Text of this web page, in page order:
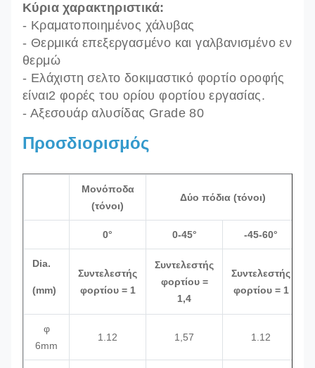
Κύρια χαρακτηριστικά:
- Κραματοποιημένος χάλυβας
- Θερμικά επεξεργασμένο και γαλβανισμένο εν
θερμώ
- Ελάχιστη σελτο δοκιμαστικό φορτίο οροφής
είναι2 φορές του ορίου φορτίου εργασίας.
- Αξεσουάρ αλυσίδας Grade 80
Προσδιορισμός
Μονόποδα
(τόνοι)
Δύο πόδια (τόνοι)
0° 0-45° -45-60°
Dia.
(mm)
Συντελεστής
φορτίου = 1
Συντελεστής
φορτίου =
1,4
Συντελεστής
φορτίου = 1
φ
6mm
1.12 1,57 1.12